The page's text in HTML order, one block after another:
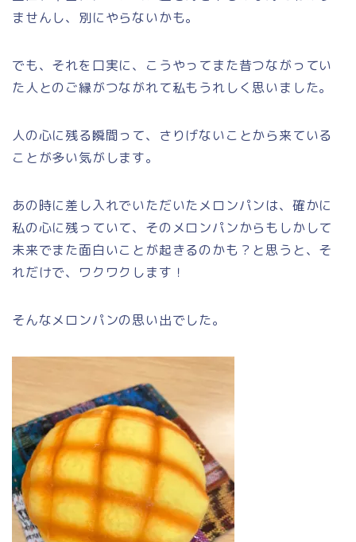
ませんし、別にやらないかも。
でも、それを口実に、こうやってまた昔つながってい
た人とのご縁がつながれて私もうれしく思いました。
人の心に残る瞬間って、さりげないことから来ている
ことが多い気がします。
あの時に差し入れでいただいたメロンパンは、確かに
私の心に残っていて、そのメロンパンからもしかして
未来でまた面白いことが起きるのかも？と思うと、そ
れだけで、ワクワクします！
そんなメロンパンの思い出でした。